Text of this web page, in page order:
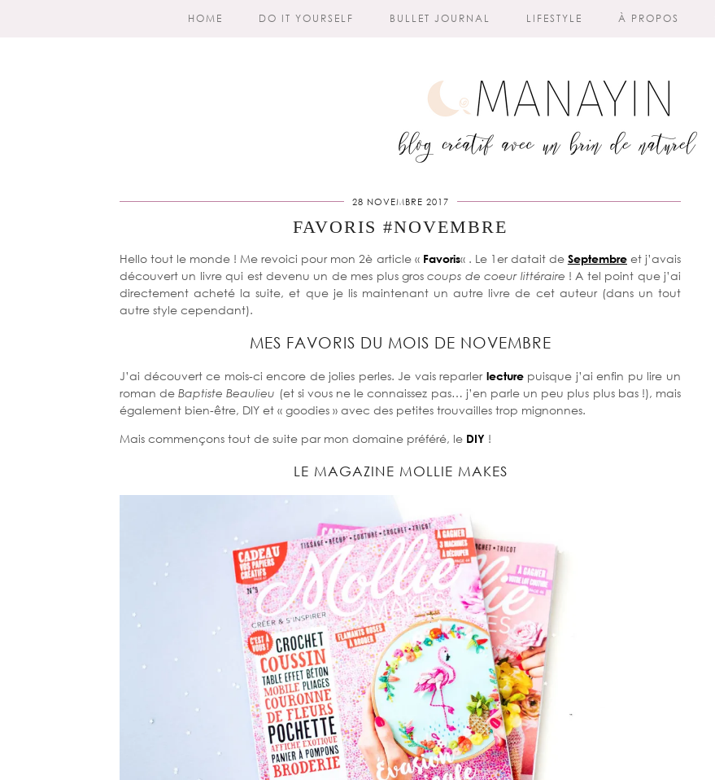
HOME DO IT YOURSELF BULLET JOURNAL LIFESTYLE À PROPOS
28 NOVEMBRE 2017
FAVORIS #NOVEMBRE
Hello tout le monde ! Me revoici pour mon 2è article « Favoris« . Le 1er datait de Septembreet j’avais
découvert un livre qui est devenu un de mes plus groscoups de coeur littéraire ! A tel point que j’ai
directement acheté la suite, et que je lis maintenant un autre livre de cet auteur (dans un tout
autre style cependant).
MES FAVORIS DU MOIS DE NOVEMBRE
J’ai découvert ce mois-ci encore de jolies perles. Je vais reparler lecturepuisque j’ai enfin pu lire un
roman deBaptiste Beaulieu (et si vous ne le connaissez pas… j’en parle un peu plus plus bas !), mais
également bien-être, DIY et « goodies » avec des petites trouvailles trop mignonnes.
Mais commençons tout de suite par mon domaine préféré, le DIY !
LE MAGAZINE MOLLIE MAKES